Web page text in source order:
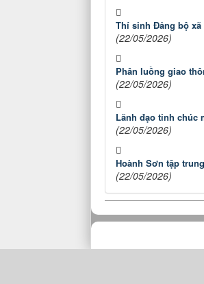
Thí sinh Đảng bộ
(22/05/2026)
Phân luồng giao
(22/05/2026)
Lãnh đạo tỉnh chúc
(22/05/2026)
Hoành Sơn tập
(22/05/2026)